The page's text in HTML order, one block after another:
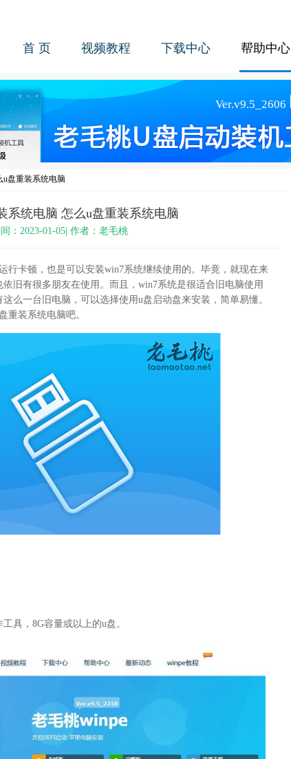
首 页 视频教程 下载中心 帮助中心
u盘重装系统电脑
系统电脑 怎么u盘重装系统电脑
：2023-01-05| 作者：老毛桃
行卡顿，也是可以安装win7系统继续使用的。毕竟，就现在来
旧有很多朋友在使用。而且，win7系统是很适合旧电脑使用
么一台旧电脑，可以选择使用u盘启动盘来安装，简单易懂。
重装系统电脑吧。
具，8G容量或以上的u盘。